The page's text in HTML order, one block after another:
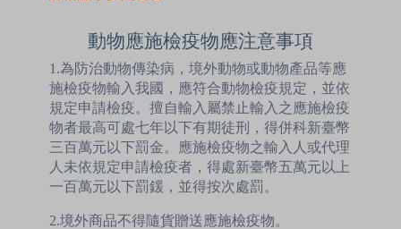
動物應施檢疫物應注意事項
1.為防治動物傳染病，境外動物或動物產品等應
施檢疫物輸入我國，應符合動物檢疫規定，並依
規定申請檢疫。擅自輸入屬禁止輸入之應施檢疫
物者最高可處七年以下有期徒刑，得併科新臺幣
三百萬元以下罰金。應施檢疫物之輸入人或代理
人未依規定申請檢疫者，得處新臺幣五萬元以上
一百萬元以下罰鍰，並得按次處罰。
2.境外商品不得隨貨贈送應施檢疫物。